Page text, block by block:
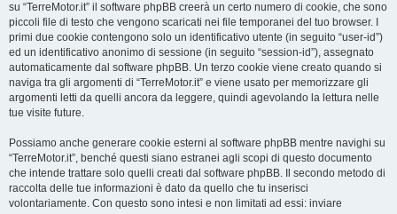
su “TerreMotor.it” il software phpBB creerà un certo numero di cookie, che sono
piccoli file di testo che vengono scaricati nei file temporanei del tuo browser. I
primi due cookie contengono solo un identificativo utente (in seguito “user-id”)
ed un identificativo anonimo di sessione (in seguito “session-id”), assegnato
automaticamente dal software phpBB. Un terzo cookie viene creato quando si
naviga tra gli argomenti di “TerreMotor.it” e viene usato per memorizzare gli
argomenti letti da quelli ancora da leggere, quindi agevolando la lettura nelle
tue visite future.
Possiamo anche generare cookie esterni al software phpBB mentre navighi su
“TerreMotor.it”, benché questi siano estranei agli scopi di questo documento
che intende trattare solo quelli creati dal software phpBB. Il secondo metodo di
raccolta delle tue informazioni è dato da quello che tu inserisci
volontariamente. Con questo sono intesi e non limitati ad essi: inviare